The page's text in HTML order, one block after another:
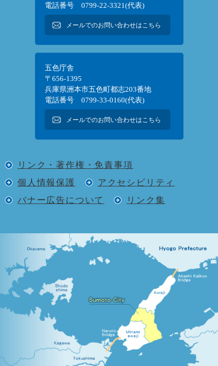
電話番号 0799-22-3321(代表)
メールでのお問い合わせはこちら
五色庁舎
〒656-1395
兵庫県洲本市五色町都志203番地
電話番号 0799-33-0160(代表)
メールでのお問い合わせはこちら
リンク・著作権・免責事項
個人情報保護
アクセシビリティ
バナー広告について
リンク集